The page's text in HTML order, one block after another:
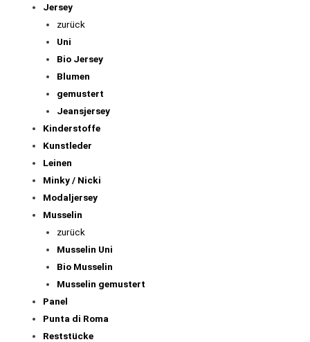
Hosenstoff
Jackenstoff
zurück
Jacken Steppstoff
Mantel
Softshell
Walk / Wolle
Jersey
zurück
Uni
Bio Jersey
Blumen
gemustert
Jeansjersey
Kinderstoffe
Kunstleder
Leinen
Minky / Nicki
Modaljersey
Musselin